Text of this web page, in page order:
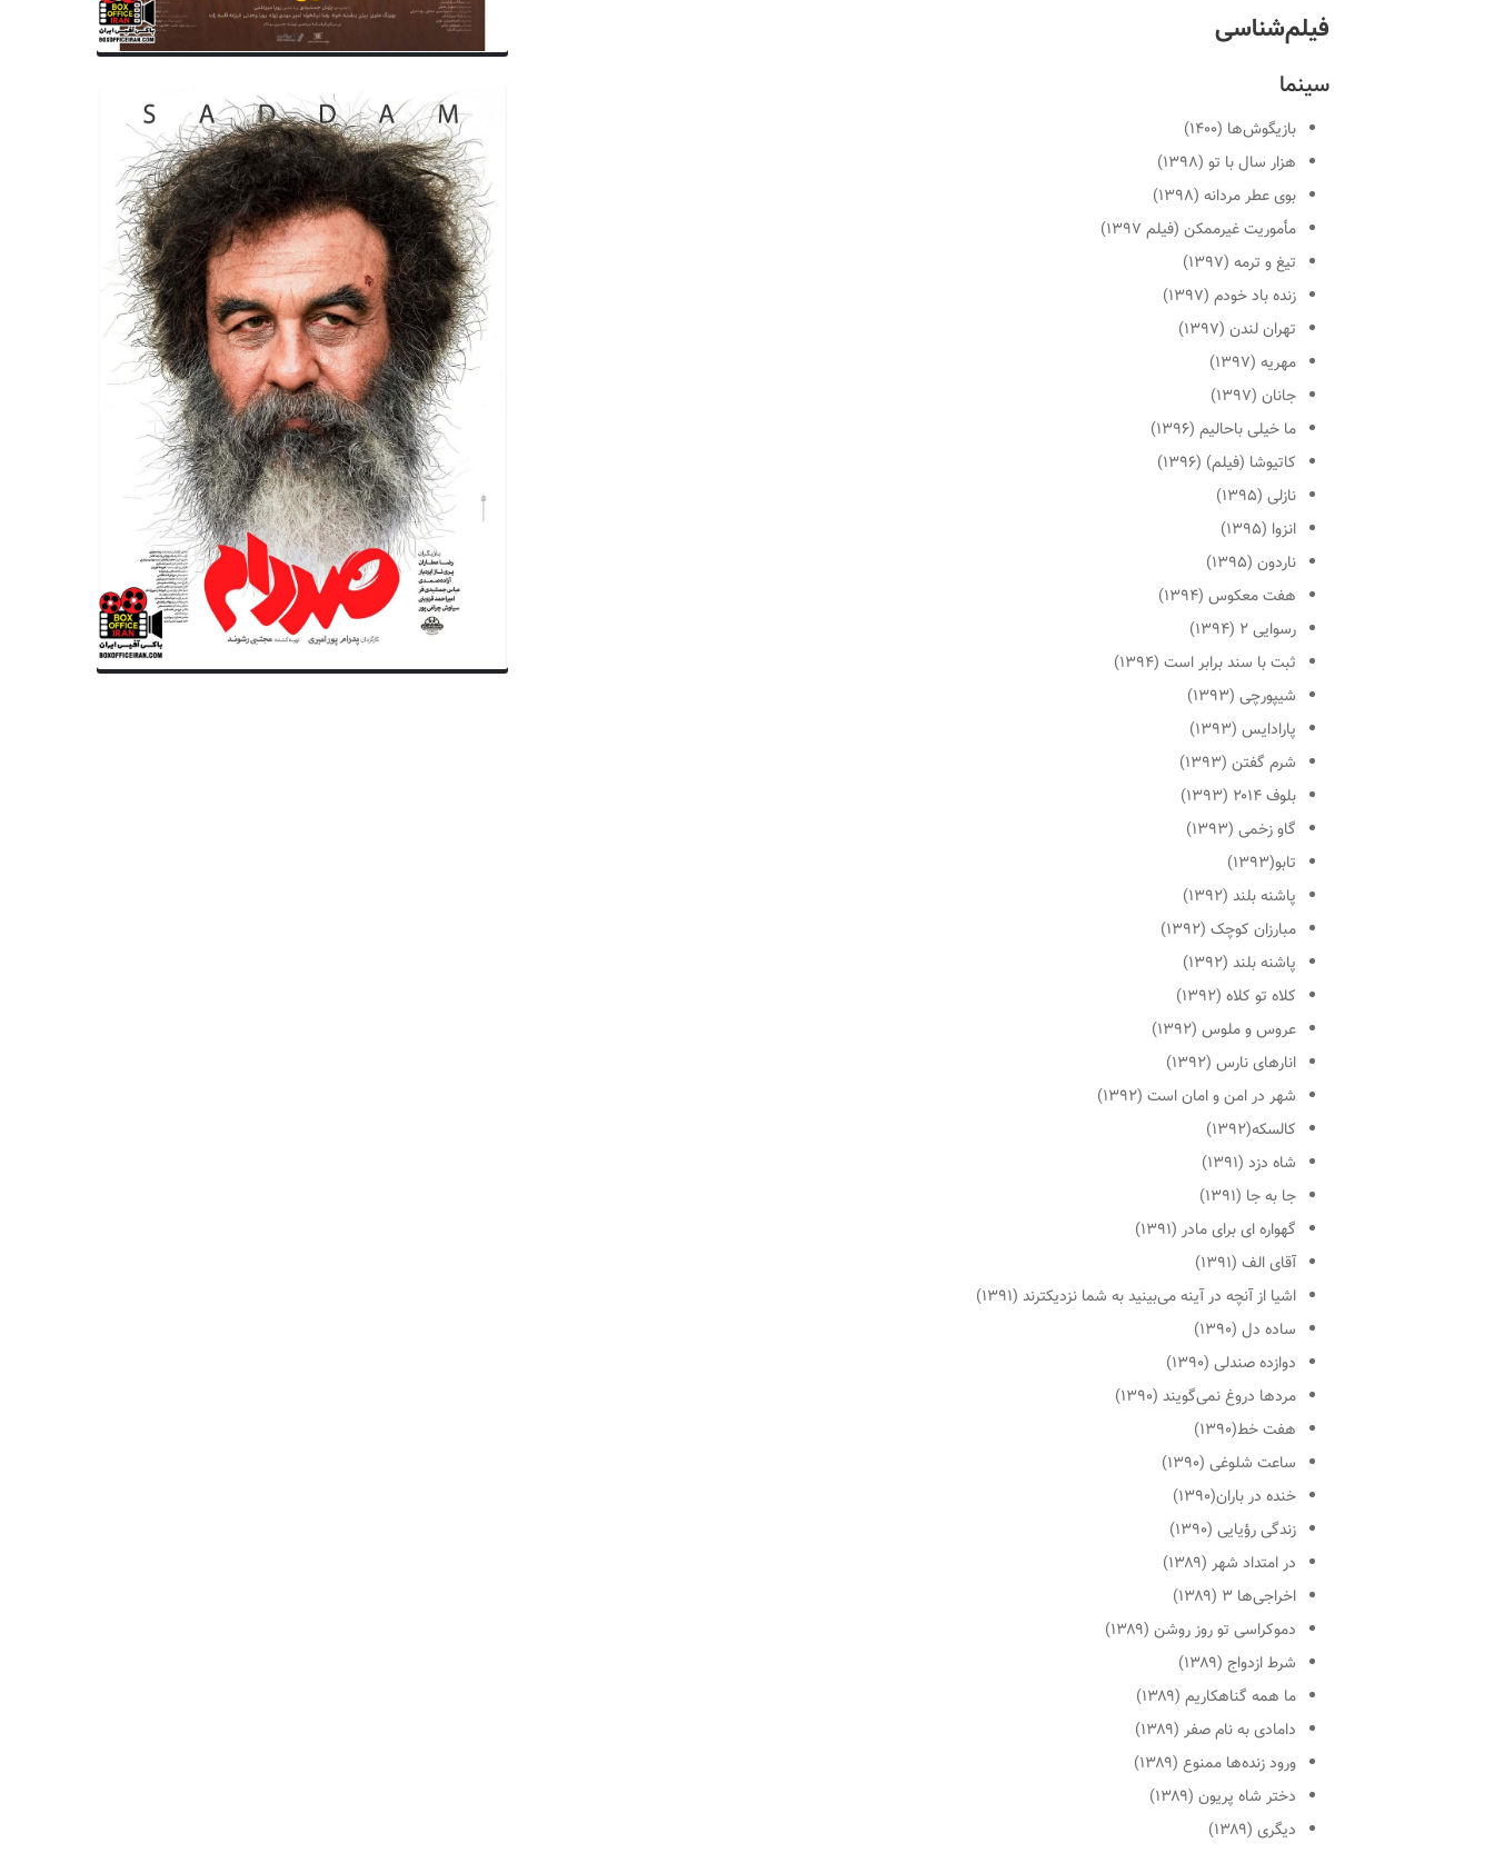
فیلم‌شناسی
سینما
بازیگوش‌ها (۱۴۰۰)
هزار سال با تو (۱۳۹۸)
بوی عطر مردانه (۱۳۹۸)
مأموریت غیرممکن (فیلم ۱۳۹۷)
تیغ و ترمه (۱۳۹۷)
زنده باد خودم (۱۳۹۷)
تهران لندن (۱۳۹۷)
مهریه (۱۳۹۷)
جانان (۱۳۹۷)
ما خیلی باحالیم (۱۳۹۶)
کاتیوشا (فیلم) (۱۳۹۶)
نازلی (۱۳۹۵)
انزوا (۱۳۹۵)
ناردون (۱۳۹۵)
هفت معکوس (۱۳۹۴)
رسوایی ۲ (۱۳۹۴)
ثبت با سند برابر است (۱۳۹۴)
شیپورچی (۱۳۹۳)
پارادایس (۱۳۹۳)
شرم گفتن (۱۳۹۳)
بلوف ۲۰۱۴ (۱۳۹۳)
گاو زخمی (۱۳۹۳)
تابو(۱۳۹۳)
پاشنه بلند (۱۳۹۲)
مبارزان کوچک (۱۳۹۲)
پاشنه بلند (۱۳۹۲)
کلاه تو کلاه (۱۳۹۲)
عروس و ملوس (۱۳۹۲)
انارهای نارس (۱۳۹۲)
شهر در امن و امان است (۱۳۹۲)
کالسکه(۱۳۹۲)
شاه دزد (۱۳۹۱)
جا به جا (۱۳۹۱)
گهواره ای برای مادر (۱۳۹۱)
آقای الف (۱۳۹۱)
اشیا از آنچه در آینه می‌بینید به شما نزدیکترند (۱۳۹۱)
ساده دل (۱۳۹۰)
دوازده صندلی (۱۳۹۰)
مردها دروغ نمی‌گویند (۱۳۹۰)
هفت خط(۱۳۹۰)
ساعت شلوغی (۱۳۹۰)
خنده در باران(۱۳۹۰)
زندگی رؤیایی (۱۳۹۰)
در امتداد شهر (۱۳۸۹)
اخراجی‌ها ۳ (۱۳۸۹)
دموکراسی تو روز روشن (۱۳۸۹)
شرط ازدواج (۱۳۸۹)
ما همه گناهکاریم (۱۳۸۹)
دامادی به نام صفر (۱۳۸۹)
ورود زنده‌ها ممنوع (۱۳۸۹)
دختر شاه پریون (۱۳۸۹)
دیگری (۱۳۸۹)